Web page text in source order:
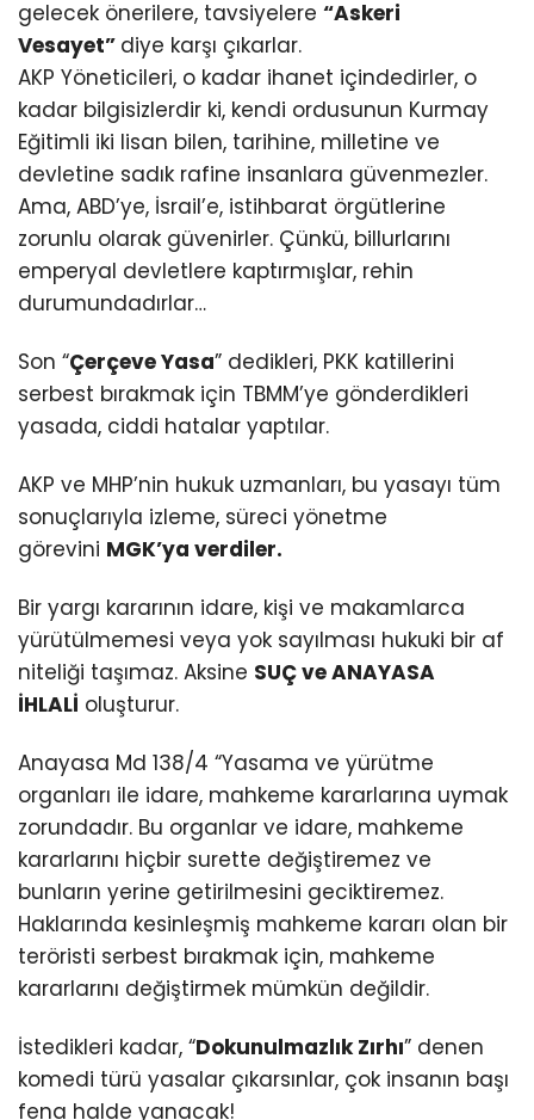
gelecek önerilere, tavsiyelere “Askeri
Vesayet” diye karşı çıkarlar.
AKP Yöneticileri, o kadar ihanet içindedirler, o
kadar bilgisizlerdir ki, kendi ordusunun Kurmay
Eğitimli iki lisan bilen, tarihine, milletine ve
devletine sadık rafine insanlara güvenmezler.
Ama, ABD’ye, İsrail’e, istihbarat örgütlerine
zorunlu olarak güvenirler. Çünkü, billurlarını
emperyal devletlere kaptırmışlar, rehin
durumundadırlar…
Son “Çerçeve Yasa” dedikleri, PKK katillerini
serbest bırakmak için TBMM’ye gönderdikleri
yasada, ciddi hatalar yaptılar.
AKP ve MHP’nin hukuk uzmanları, bu yasayı tüm
sonuçlarıyla izleme, süreci yönetme
görevini MGK’ya verdiler.
Bir yargı kararının idare, kişi ve makamlarca
yürütülmemesi veya yok sayılması hukuki bir af
niteliği taşımaz. Aksine SUÇ ve ANAYASA
İHLALİ oluşturur.
Anayasa Md 138/4 “Yasama ve yürütme
organları ile idare, mahkeme kararlarına uymak
zorundadır. Bu organlar ve idare, mahkeme
kararlarını hiçbir surette değiştiremez ve
bunların yerine getirilmesini geciktiremez.
Haklarında kesinleşmiş mahkeme kararı olan bir
teröristi serbest bırakmak için, mahkeme
kararlarını değiştirmek mümkün değildir.
İstedikleri kadar, “Dokunulmazlık Zırhı” denen
komedi türü yasalar çıkarsınlar, çok insanın başı
fena halde yanacak!